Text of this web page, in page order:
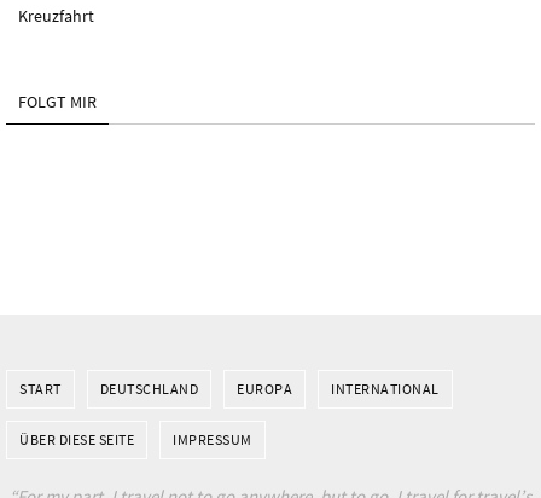
Kreuzfahrt
FOLGT MIR
START DEUTSCHLAND EUROPA INTERNATIONAL
ÜBER DIESE SEITE IMPRESSUM